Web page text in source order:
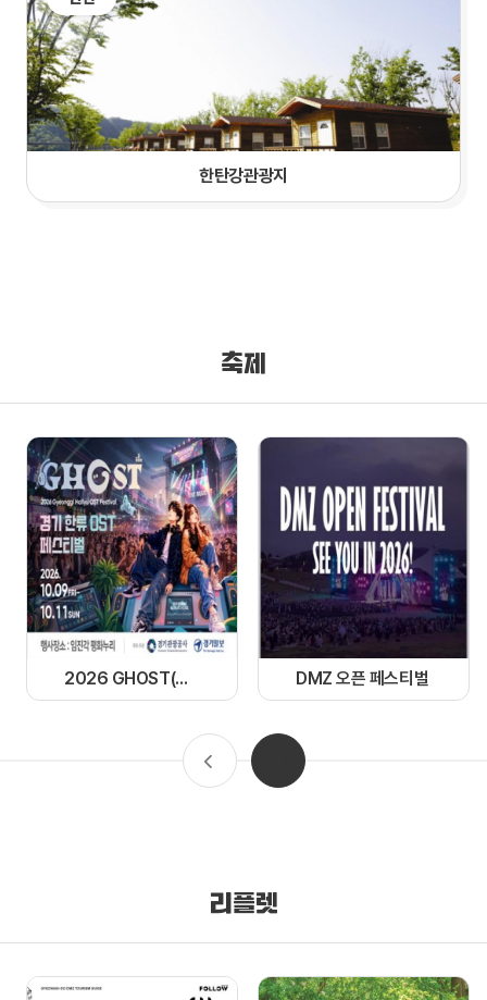
한탄강관광지
축제
2026 GHOST(경기 한류 OST) 페스티벌 DMZ 오픈 페스티벌
리플렛